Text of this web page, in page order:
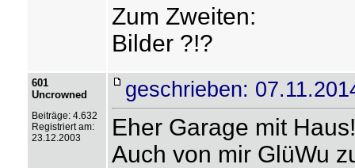
Zum Zweiten:
Bilder ?!?
601
Uncrowned
Beiträge: 4.632
Registriert am:
23.12.2003
geschrieben:
Eher Garage mit
Auch von mir GlüWu